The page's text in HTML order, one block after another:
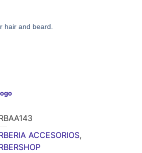
hair and beard.
ACCESORIOS,